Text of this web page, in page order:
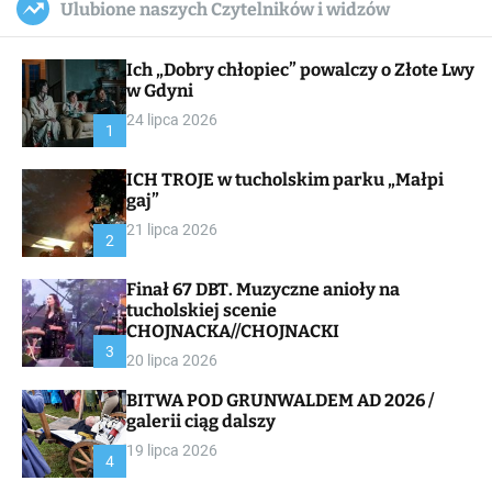
c
a
a
s
W
i
e
l
c
Ulubione naszych Czytelników i widzów
1
Ich „Dobry chłopiec” powalczy o Złote Lwy
w Gdyni
24 lipca 2026
2
ICH TROJE w tucholskim parku „Małpi
gaj”
21 lipca 2026
3
Finał 67 DBT. Muzyczne anioły na
tucholskiej scenie
CHOJNACKA//CHOJNACKI
20 lipca 2026
4
BITWA POD GRUNWALDEM AD 2026 /
galerii ciąg dalszy
19 lipca 2026